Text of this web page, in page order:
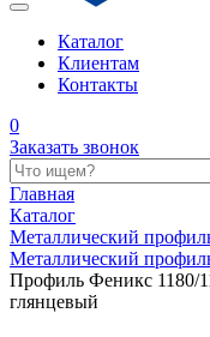
Каталог
Клиентам
Контакты
0
Заказать звонок
Поиск по каталогу
Главная
Каталог
Металлический
Металлический
Профиль Феникс 1180/
глянцевый